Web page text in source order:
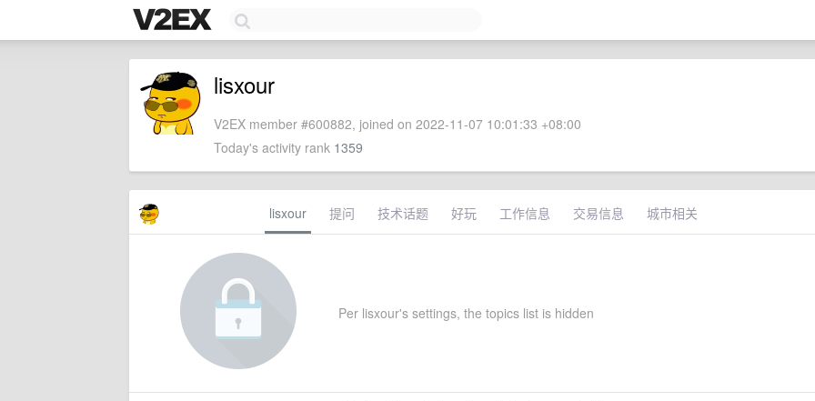
lisxour
V2EX member #600882, joined on 2022-11-07 10:01:33 +08:00
Today's activity rank 1359
lisxour 提问 技术话题 好玩 工作信息 交易信息 城市相关
Per lisxour's settings, the topics list is hidden